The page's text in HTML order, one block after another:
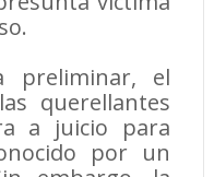
preliminar, el
querellantes
a juicio para
por un